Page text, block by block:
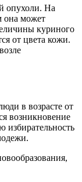
опухоли. На
она может
куриного
от цвета кожи.
в возрасте от
возникновение
избирательность